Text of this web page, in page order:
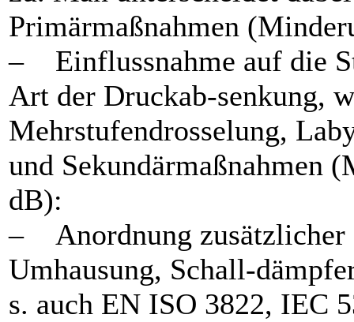
Primärmaßnahmen
– Einflussnahme auf die
Art der Druckab-senkung,
Mehrstufendrosselung,
und Sekundärmaßnahmen
dB):
– Anordnung zusätzlicher
Umhausung, Schall-
s. auch EN ISO 3822, IEC